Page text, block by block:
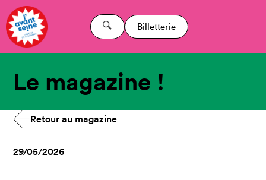
Billetterie
Le magazine !
Retour au magazine
29/05/2026